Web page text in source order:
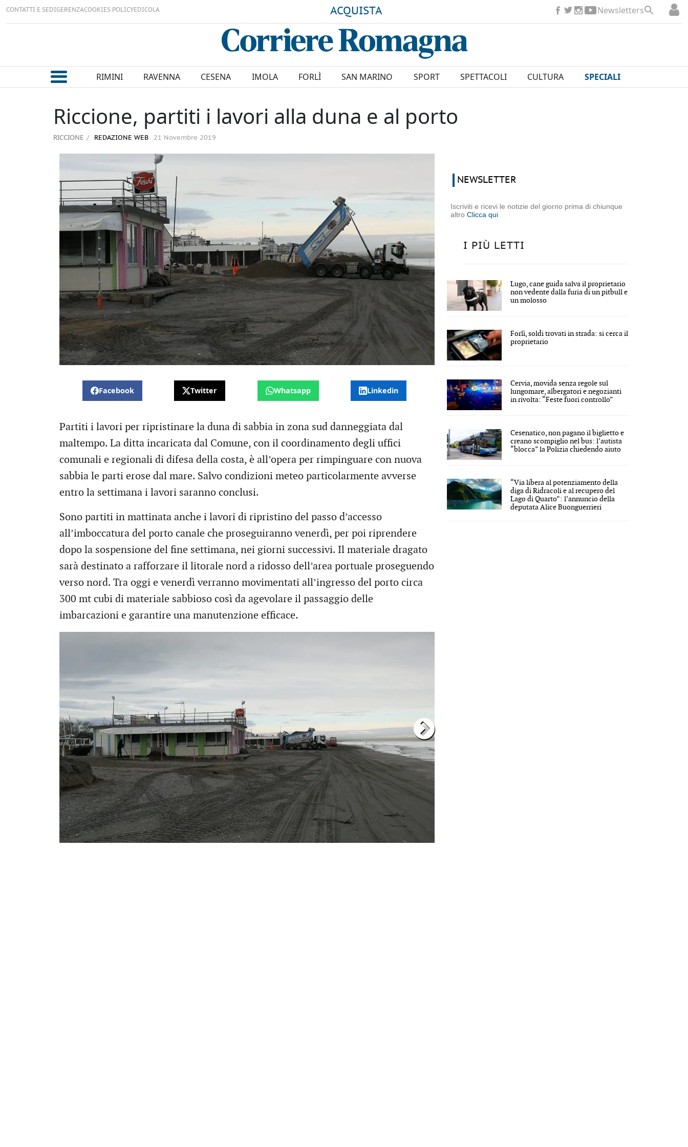
CONTATTI E SEDIGERENZACOOKIES POLICYEDICOLA ACQUISTA Newsletters
RIMINI RAVENNA CESENA IMOLA FORLÌ SAN MARINO SPORT SPETTACOLI CULTURA SPECIALI
Riccione, partiti i lavori alla duna e al porto
RICCIONE REDAZIONE WEB 21 Novembre 2019
Facebook Twitter Whatsapp Linkedin
Partiti i lavori per ripristinare la duna di sabbia in zona sud danneggiata dal
maltempo. La ditta incaricata dal Comune, con il coordinamento degli uffici
comunali e regionali di difesa della costa, è all’opera per rimpinguare con nuova
sabbia le parti erose dal mare. Salvo condizioni meteo particolarmente avverse
entro la settimana i lavori saranno conclusi.
Sono partiti in mattinata anche i lavori di ripristino del passo d’accesso
all’imboccatura del porto canale che proseguiranno venerdì, per poi riprendere
dopo la sospensione del fine settimana, nei giorni successivi. Il materiale dragato
sarà destinato a rafforzare il litorale nord a ridosso dell’area portuale proseguendo
verso nord. Tra oggi e venerdì verranno movimentati all’ingresso del porto circa
300 mt cubi di materiale sabbioso così da agevolare il passaggio delle
imbarcazioni e garantire una manutenzione efficace.
NEWSLETTER
Iscriviti e ricevi le notizie del giorno prima di chiunque
altroClicca qui
I PIÙ LETTI
Lugo, cane guida salva il proprietario
non vedente dalla furia di un pitbull e
un molosso
Forlì, soldi trovati in strada: si cerca il
proprietario
Cervia, movida senza regole sul
lungomare, albergatori e negozianti
in rivolta: “Feste fuori controllo”
Cesenatico, non pagano il biglietto e
creano scompiglio nel bus: l’autista
“blocca” la Polizia chiedendo aiuto
“Via libera al potenziamento della
diga di Ridracoli e al recupero del
Lago di Quarto”: l’annuncio della
deputata Alice Buonguerrieri